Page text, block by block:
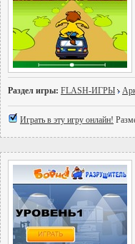
Раздел игры: FLASH-ИГРЫ
Играть в эту игру онлайн!